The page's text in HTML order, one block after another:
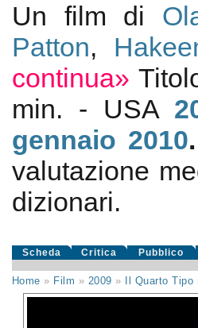
Un film di
Patton,
continua»
min. - USA
gennaio 2010.
valutazione
dizionari.
Scheda Critica Pubblico
Home » Film » 2009 » Il Quarto Tipo